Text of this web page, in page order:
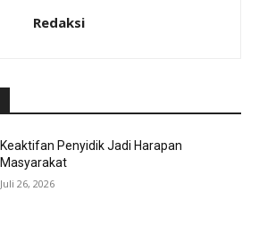
Redaksi
Keaktifan Penyidik Jadi Harapan
Masyarakat
Juli 26, 2026